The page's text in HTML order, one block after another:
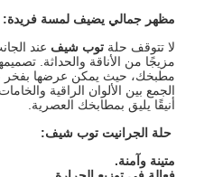
مظهر جمالي يضيف لمسة فريدة:
لا تتوقف حلةتوب شيف عند
مزيجًا من الأناقة والحداثة.
مطبخك، حيث يمكن عرضها
الجمع بين الألوان الراقية
أنيقًا يليق بمطابخك العصرية.
حلة الجرانيت توب شيف:
متينة وآمنة.